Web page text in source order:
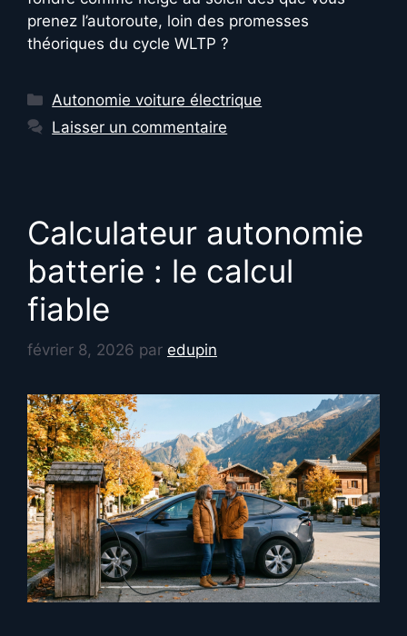
prenez l’autoroute, loin des promesses
théoriques du cycle WLTP ?
Catégories
Autonomie voiture électrique
Laisser un commentaire
Calculateur autonomie
batterie : le calcul
fiable
février 8, 2026 par edupin